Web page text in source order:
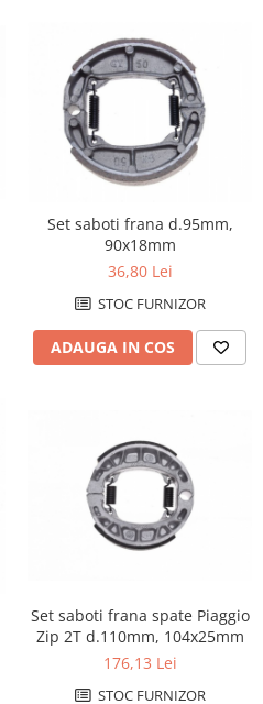
Set saboti frana d.95mm,
90x18mm
36,80 Lei
STOC FURNIZOR
ADAUGA IN COS
Set saboti frana spate Piaggio
Zip 2T d.110mm, 104x25mm
176,13 Lei
STOC FURNIZOR